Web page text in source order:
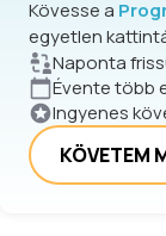
Kövesse a
egyetlen
Naponta
Évente több
Ingyenes
KÖVETEM